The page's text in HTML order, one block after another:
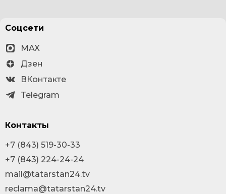
Соцсети
MAX
Дзен
ВКонтакте
Telegram
Контакты
+7 (843) 519-30-33
+7 (843) 224-24-24
mail@tatarstan24.tv
reclama@tatarstan24.tv